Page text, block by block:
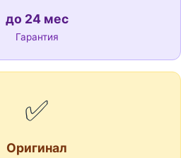
до 24 мес
Гарантия
✅
Оригинал